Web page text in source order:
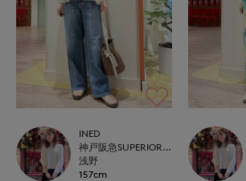
INED
神戸阪急SUPERIORCLOSET
浅野
157cm